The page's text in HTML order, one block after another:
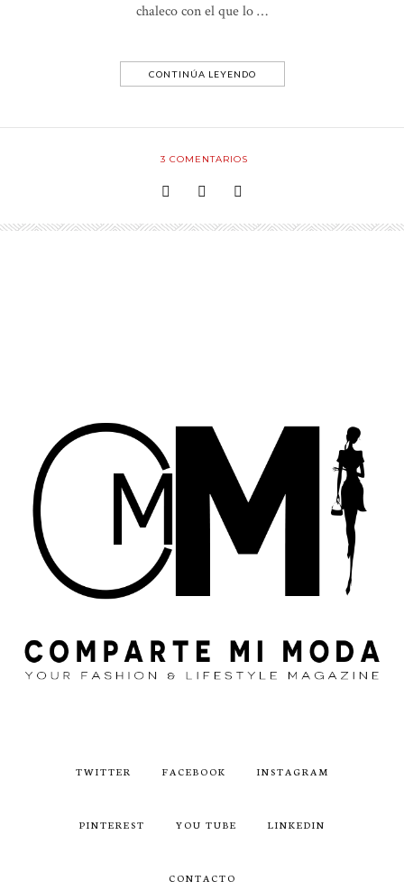
chaleco con el que lo …
CONTINÚA LEYENDO
3 COMENTARIOS
TWITTER FACEBOOK INSTAGRAM
PINTEREST YOU TUBE LINKEDIN
CONTACTO